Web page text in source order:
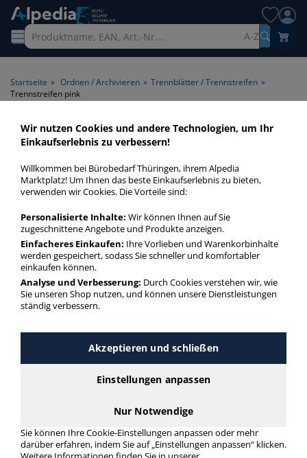
A-Z
Startseite » Ordnen / Archivieren » Trennblätter / Trennstreifen »
Trennstreifen pink
Trennstreifen pink > Farbe
pink
Trennstreifen pink in bester Qualität zum günstigen Preis.
Funktion.
Trennstreifen pink
mehr Infos zur Kategorie
Trennstreifen
Trennstreifen
Kunststoff
Wir nutzen Cookies und andere Technologien, um Ihr
Einkaufserlebnis zu verbessern!
Willkommen bei Bürobedarf Thüringen, ihrem Alpedia
Marktplatz! Um Ihnen das beste Einkaufserlebnis zu bieten,
verwenden wir Cookies. Die Vorteile sind:
Personalisierte Inhalte: Wir können Ihnen auf Sie
zugeschnittene Angebote und Produkte anzeigen.
Einfacheres Einkaufen: Ihre Vorlieben und Warenkorbinhalte
werden gespeichert, sodass Sie schneller und komfortabler
einkaufen können.
Analyse und Verbesserung: Durch Cookies verstehen wir, wie
Sie unseren Shop nutzen, und können unsere Dienstleistungen
ständig verbessern.
Akzeptieren und schließen
Einstellungen anpassen
Nur Notwendige
Sie können Ihre Cookie-Einstellungen anpassen oder mehr
darüber erfahren, indem Sie auf „Einstellungen anpassen“ klicken.